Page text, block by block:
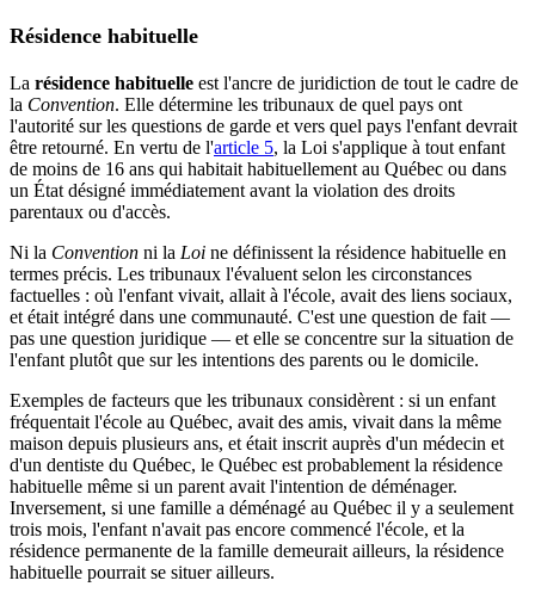
Résidence habituelle
La résidence habituelle est l'ancre de juridiction de tout le cadre de
la Convention. Elle détermine les tribunaux de quel pays ont
l'autorité sur les questions de garde et vers quel pays l'enfant devrait
être retourné. En vertu de l'article 5, la Loi s'applique à tout enfant
de moins de 16 ans qui habitait habituellement au Québec ou dans
un État désigné immédiatement avant la violation des droits
parentaux ou d'accès.
Ni la Convention ni la Loi ne définissent la résidence habituelle en
termes précis. Les tribunaux l'évaluent selon les circonstances
factuelles : où l'enfant vivait, allait à l'école, avait des liens sociaux,
et était intégré dans une communauté. C'est une question de fait —
pas une question juridique — et elle se concentre sur la situation de
l'enfant plutôt que sur les intentions des parents ou le domicile.
Exemples de facteurs que les tribunaux considèrent : si un enfant
fréquentait l'école au Québec, avait des amis, vivait dans la même
maison depuis plusieurs ans, et était inscrit auprès d'un médecin et
d'un dentiste du Québec, le Québec est probablement la résidence
habituelle même si un parent avait l'intention de déménager.
Inversement, si une famille a déménagé au Québec il y a seulement
trois mois, l'enfant n'avait pas encore commencé l'école, et la
résidence permanente de la famille demeurait ailleurs, la résidence
habituelle pourrait se situer ailleurs.